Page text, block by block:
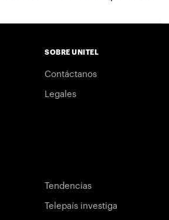
SOBRE UNITEL
Contáctanos
Legales
Tendencias
Telepaís investiga